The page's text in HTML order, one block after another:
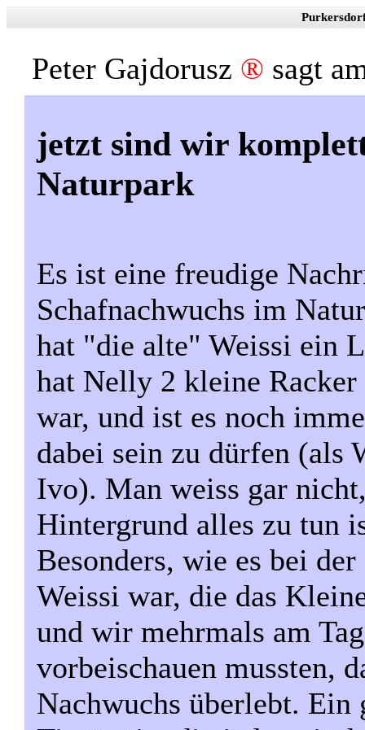
Peter Gajdorusz ® sagt
jetzt sind wir
Naturpark
Es ist eine freudige
Schafnachwuchs im
hat "die alte" Weissi ein
hat Nelly 2 kleine
war, und ist es noch
dabei sein zu dürfen (als
Ivo). Man weiss gar
Hintergrund alles zu tun
Besonders, wie es bei
Weissi war, die das
und wir mehrmals am
vorbeischauen mussten,
Nachwuchs überlebt. Ein